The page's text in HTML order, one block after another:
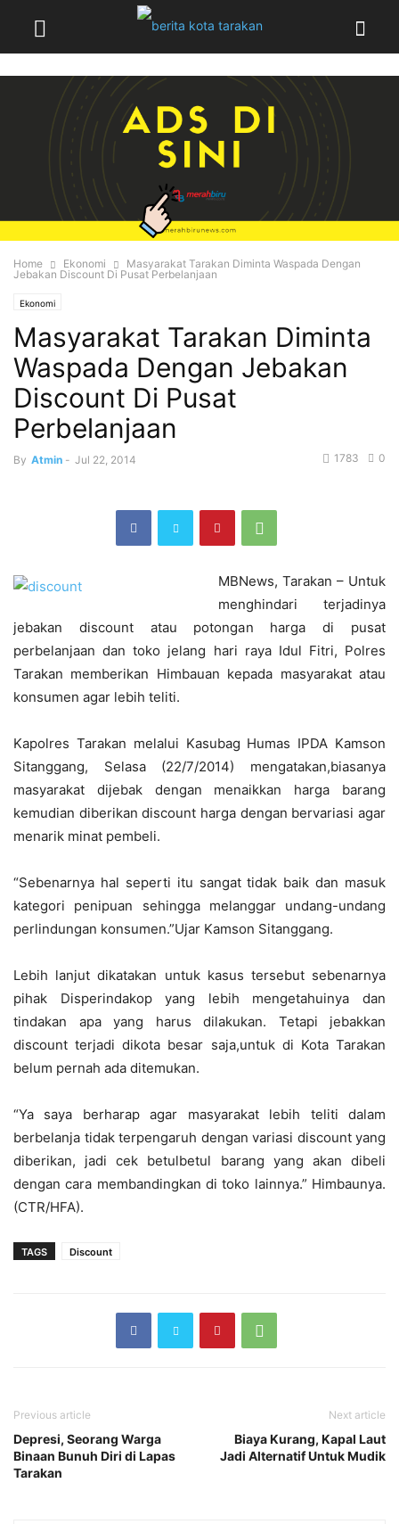
Home Ekonomi
Masyarakat Tarakan Diminta Waspada Dengan
Jebakan Discount Di Pusat Perbelanjaan
Ekonomi
Masyarakat Tarakan Diminta
Waspada Dengan Jebakan
Discount Di Pusat
Perbelanjaan
By Atmin - Jul 22, 2014 0
1783
MBNews, Tarakan – Untuk
menghindari terjadinya
jebakan discount atau potongan harga di pusat
perbelanjaan dan toko jelang hari raya Idul Fitri, Polres
Tarakan memberikan Himbauan kepada masyarakat atau
konsumen agar lebih teliti.
Kapolres Tarakan melalui Kasubag Humas IPDA Kamson
Sitanggang, Selasa (22/7/2014) mengatakan,biasanya
masyarakat dijebak dengan menaikkan harga barang
kemudian diberikan discount harga dengan bervariasi agar
menarik minat pembeli.
“Sebenarnya hal seperti itu sangat tidak baik dan masuk
kategori penipuan sehingga melanggar undang-undang
perlindungan konsumen.”Ujar Kamson Sitanggang.
Lebih lanjut dikatakan untuk kasus tersebut sebenarnya
pihak Disperindakop yang lebih mengetahuinya dan
tindakan apa yang harus dilakukan. Tetapi jebakkan
discount terjadi dikota besar saja,untuk di Kota Tarakan
belum pernah ada ditemukan.
“Ya saya berharap agar masyarakat lebih teliti dalam
berbelanja tidak terpengaruh dengan variasi discount yang
diberikan, jadi cek betulbetul barang yang akan dibeli
dengan cara membandingkan di toko lainnya.” Himbaunya.
(CTR/HFA).
TAGS Discount
Previous article
Depresi, Seorang Warga
Binaan Bunuh Diri di Lapas
Tarakan
Next article
Biaya Kurang, Kapal Laut
Jadi Alternatif Untuk Mudik